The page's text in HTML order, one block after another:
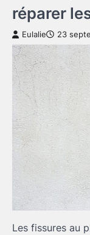
réparer
Eulalie 23
Les fissures au